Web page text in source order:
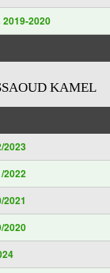
2020
KAMEL
2023
2022
2021
2020